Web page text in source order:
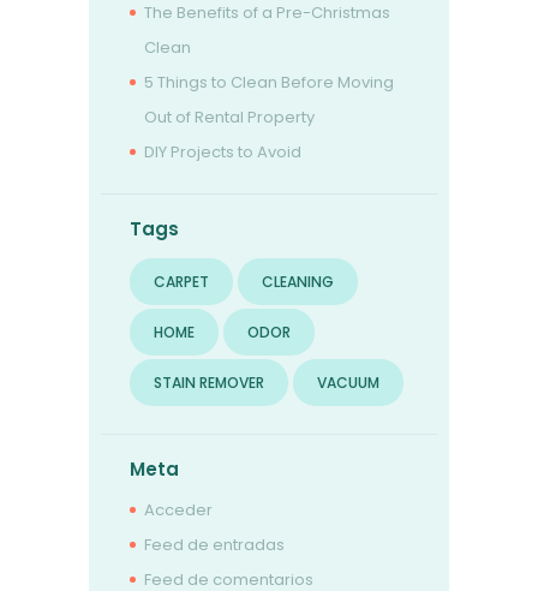
The Benefits of a Pre-Christmas
Clean
5 Things to Clean Before Moving
Out of Rental Property
DIY Projects to Avoid
Tags
CARPET CLEANING
HOME ODOR
STAIN REMOVER VACUUM
Meta
Acceder
Feed de entradas
Feed de comentarios